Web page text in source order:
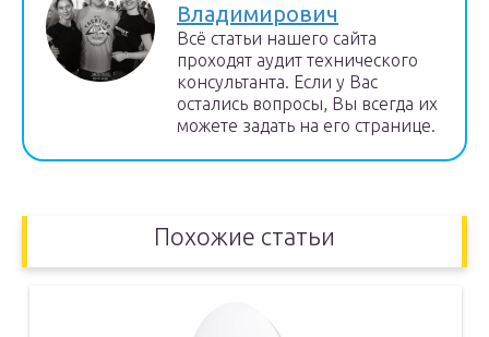
Владимирович
Всё статьи нашего сайта
проходят аудит технического
консультанта. Если у Вас
остались вопросы, Вы всегда их
можете задать на его странице.
Похожие статьи